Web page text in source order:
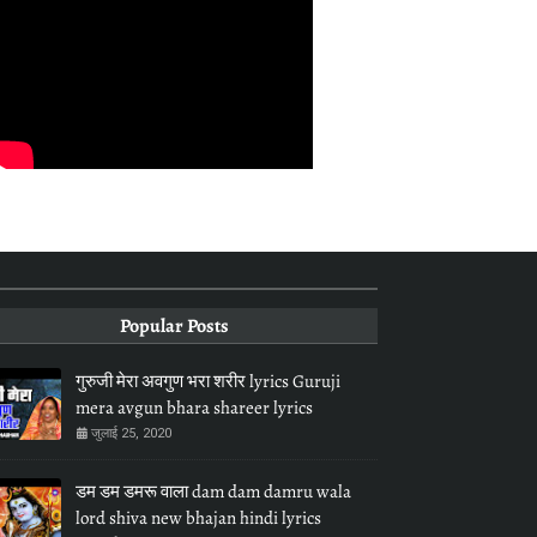
Popular Posts
गुरुजी मेरा अवगुण भरा शरीर lyrics Guruji
mera avgun bhara shareer lyrics
जुलाई 25, 2020
डम डम डमरू वाला dam dam damru wala
lord shiva new bhajan hindi lyrics